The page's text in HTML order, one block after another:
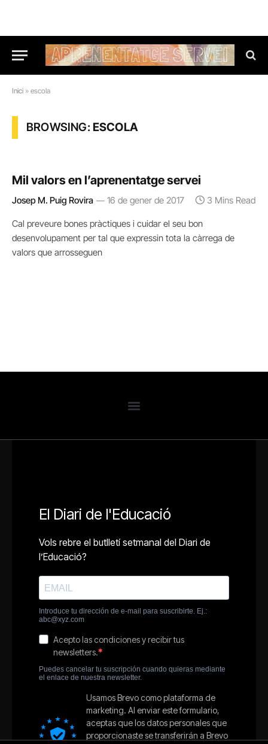
Inici » escola
BROWSING:ESCOLA
Mil valors en l’aprenentatge servei
Josep M. Puig Rovira 16 de gener de 2017 3 Mins Read
Cal preveure bones pràctiques i cuidar el seu bon
desenvolupament per tal que expressin tota la càrrega de
valors que arrosseguen